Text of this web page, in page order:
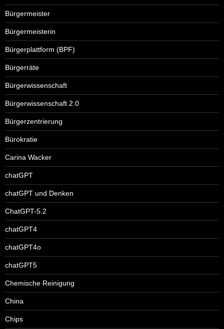
Bürgermeister
Bürgermeisterin
Bürgerplattform (BPF)
Bürgerräte
Bürgerwissenschaft
Bürgerwissenschaft 2.0
Bürgerzentrierung
Bürokratie
Carina Wacker
chatGPT
chatGPT und Denken
ChatGPT-5.2
chatGPT4
chatGPT4o
chatGPT5
Chemische Reinigung
China
Chips